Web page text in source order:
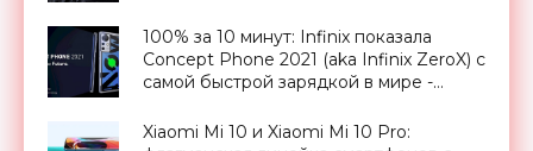
«Смартфоны»
100% за 10 минут: Infinix показала
Concept Phone 2021 (aka Infinix ZeroX) с
самой быстрой зарядкой в мире -
Xiaomi Mi 10 и Xiaomi Mi 10 Pro: